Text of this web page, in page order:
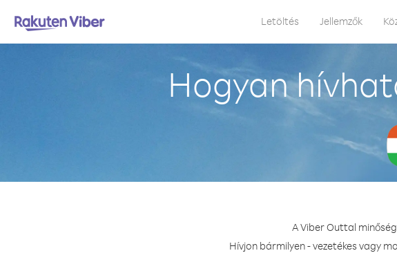
Letöltés Jellemzők
Hogyan
A Viber Outtal
Hívjon bármilyen - vezetékes vagy